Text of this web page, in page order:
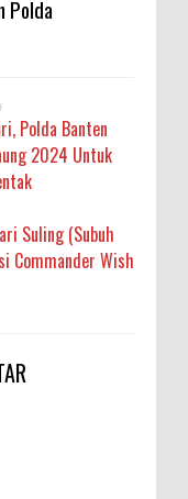
Polda
Polda Banten
2024 Untuk
Suling (Subuh
Commander Wish